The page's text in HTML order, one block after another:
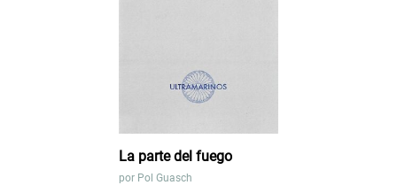
La parte del fuego
por Pol Guasch